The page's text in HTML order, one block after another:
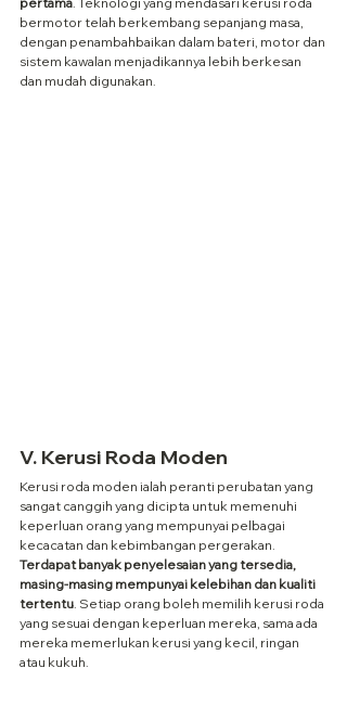
bermotor telah berkembang sepanjang masa,
dengan penambahbaikan dalam bateri, motor dan
sistem kawalan menjadikannya lebih berkesan
dan mudah digunakan.
V. Kerusi Roda Moden
Kerusi roda moden ialah peranti perubatan yang
sangat canggih yang dicipta untuk memenuhi
keperluan orang yang mempunyai pelbagai
kecacatan dan kebimbangan pergerakan.
Terdapat banyak penyelesaian yang tersedia,
masing-masing mempunyai kelebihan dan kualiti
tertentu. Setiap orang boleh memilih kerusi roda
yang sesuai dengan keperluan mereka, sama ada
mereka memerlukan kerusi yang kecil, ringan
atau kukuh.